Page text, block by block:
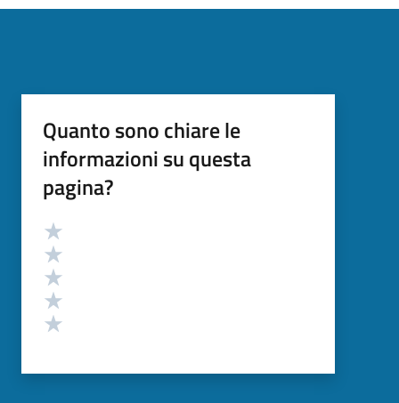
Quanto sono chiare le
informazioni su questa
pagina?
Valutazione